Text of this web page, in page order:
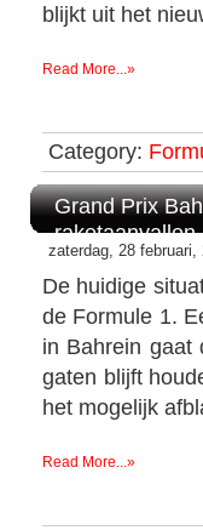
blijkt uit het
Read More...»
Category:
Grand Prix
raketaanvallen
zaterdag, 28 februari,
De huidige
de Formule 1.
in Bahrein gaat
gaten blijft
het mogelijk
Read More...»